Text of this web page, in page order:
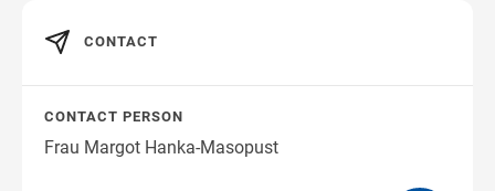
CONTACT
CONTACT PERSON
Frau Margot Hanka-Masopust